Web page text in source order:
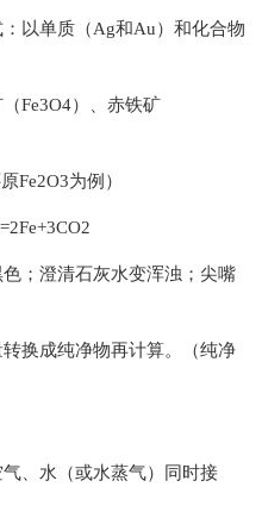
以单质（Ag和Au）和化合物
Fe3O4）、赤铁矿
为例）
；澄清石灰水变浑浊；尖嘴
换成纯净物再计算。（纯净
、水（或水蒸气）同时接